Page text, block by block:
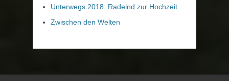
Unterwegs 2018: Radelnd zur Hochzeit
Zwischen den Welten